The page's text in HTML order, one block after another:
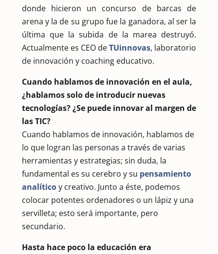
donde hicieron un concurso de barcas de
arena y la de su grupo fue la ganadora, al ser la
última que la subida de la marea destruyó.
Actualmente es CEO deTUinnovas, laboratorio
de innovación y coaching educativo.
Cuando hablamos de innovación en el aula,
¿hablamos solo de introducir nuevas
tecnologías? ¿Se puede innovar al margen de
las TIC?
Cuando hablamos de innovación, hablamos de
lo que logran las personas a través de varias
herramientas y estrategias; sin duda, la
fundamental es su cerebro y su pensamiento
analíticoy creativo. Junto a éste, podemos
colocar potentes ordenadores o un lápiz y una
servilleta; esto será importante, pero
secundario.
Hasta hace poco la educación era